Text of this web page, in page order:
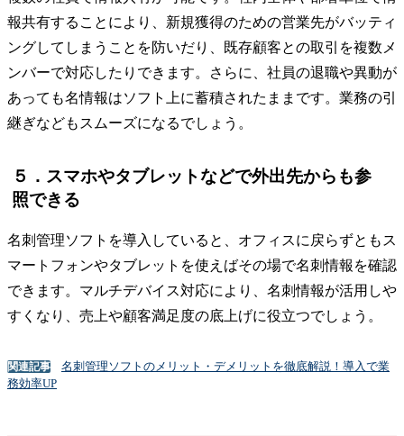
報共有することにより、新規獲得のための営業先がバッティ
ングしてしまうことを防いだり、既存顧客との取引を複数メ
ンバーで対応したりできます。さらに、社員の退職や異動が
あっても名情報はソフト上に蓄積されたままです。業務の引
継ぎなどもスムーズになるでしょう。
５．スマホやタブレットなどで外出先からも参
照できる
名刺管理ソフトを導入していると、オフィスに戻らずともス
マートフォンやタブレットを使えばその場で名刺情報を確認
できます。マルチデバイス対応により、名刺情報が活用しや
すくなり、売上や顧客満足度の底上げに役立つでしょう。
関連記事
名刺管理ソフトのメリット・デメリットを徹底解説！導入で業
務効率UP